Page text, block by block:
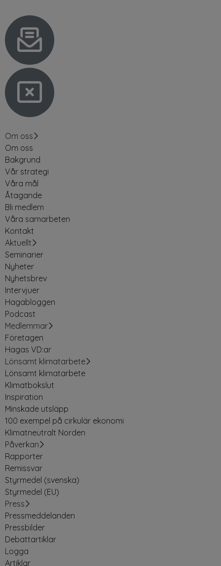
Om oss
Om oss
Bakgrund
Vår strategi
Våra mål
Åtagande
Bli medlem
Våra samarbeten
Kontakt
Aktuellt
Seminarier
Nyheter
Nyhetsbrev
Intervjuer
Hagabloggen
Podcast
Medlemmar
Företagen
Hagas VD:ar
Lönsamt klimatarbete
Lönsamt klimatarbete
Klimatbokslut
Inspiration
Minskade utsläpp
100 exempel på cirkulär ekonomi
Klimatneutralt Norden
Påverkan
Rapporter
Remissvar
Styrmedel (svenska)
Styrmedel (EU)
Press
Pressmeddelanden
Pressbilder
Debattartiklar
Logga
Artiklar